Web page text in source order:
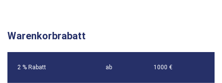
Warenkorbrabatt
2 % Rabatt ab 1000 €